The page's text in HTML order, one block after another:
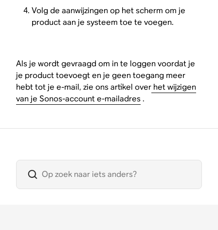
Volg de aanwijzingen op het scherm om je
product aan je systeem toe te voegen.
Als je wordt gevraagd om in te loggen voordat je
je product toevoegt en je geen toegang meer
hebt tot je e-mail, zie ons artikel over het wijzigen
van je Sonos-account e-mailadres.